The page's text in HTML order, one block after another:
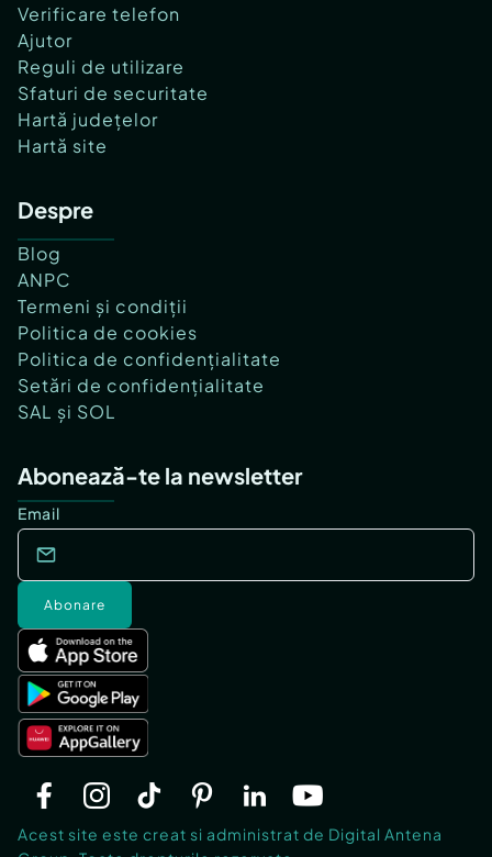
Verificare telefon
Ajutor
Reguli de utilizare
Sfaturi de securitate
Hartă județelor
Hartă site
Despre
Blog
ANPC
Termeni și condiții
Politica de cookies
Politica de confidențialitate
Setări de confidențialitate
SAL și SOL
Abonează-te la newsletter
Email
Abonare
Acest site este creat si administrat de Digital Antena